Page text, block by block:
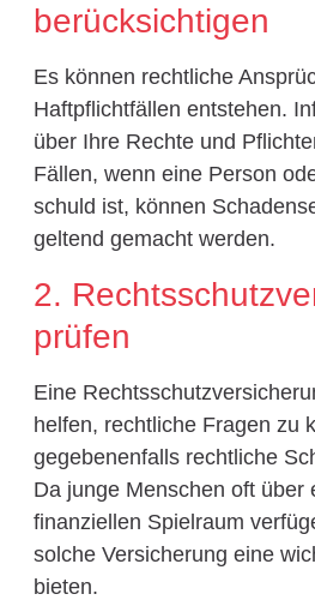
berücksichtigen
Es können rechtliche
Haftpflichtfällen entstehen.
über Ihre Rechte und
Fällen, wenn eine Person
schuld ist, können
geltend gemacht werden.
2.
prüfen
Eine
helfen, rechtliche Fragen zu
gegebenenfalls rechtliche
Da junge Menschen oft über
finanziellen Spielraum
solche Versicherung eine
bieten.